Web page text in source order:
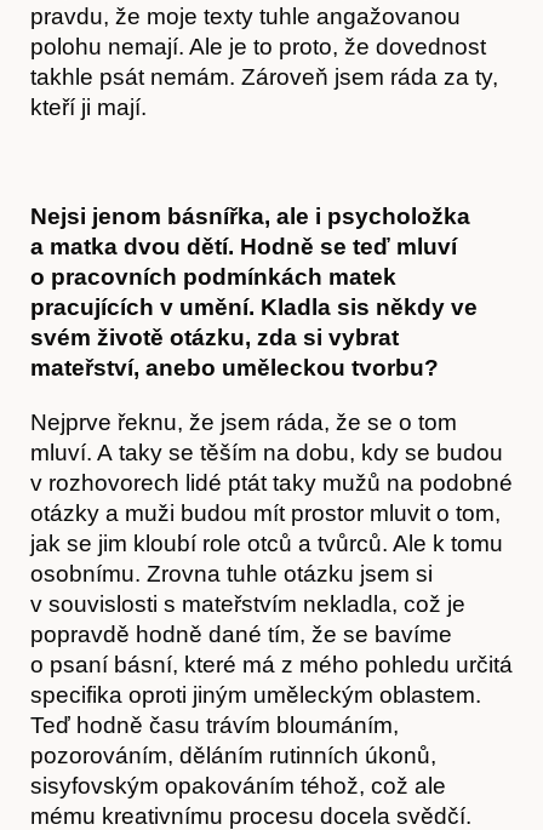
pravdu, že moje texty tuhle angažovanou
polohu nemají. Ale je to proto, že dovednost
takhle psát nemám. Zároveň jsem ráda za ty,
kteří ji mají.
Nejsi jenom básnířka, ale i psycholožka
a matka dvou dětí. Hodně se teď mluví
o pracovních podmínkách matek
pracujících v umění. Kladla sis někdy ve
svém životě otázku, zda si vybrat
mateřství, anebo uměleckou tvorbu?
Nejprve řeknu, že jsem ráda, že se o tom
mluví. A taky se těším na dobu, kdy se budou
v rozhovorech lidé ptát taky mužů na podobné
otázky a muži budou mít prostor mluvit o tom,
jak se jim kloubí role otců a tvůrců. Ale k tomu
osobnímu. Zrovna tuhle otázku jsem si
v souvislosti s mateřstvím nekladla, což je
popravdě hodně dané tím, že se bavíme
o psaní básní, které má z mého pohledu určitá
specifika oproti jiným uměleckým oblastem.
Teď hodně času trávím bloumáním,
pozorováním, děláním rutinních úkonů,
sisyfovským opakováním téhož, což ale
mému kreativnímu procesu docela svědčí.